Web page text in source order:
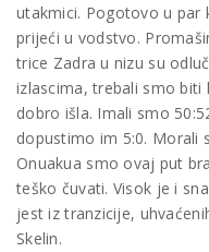
utakmici. Pogotovo u par
prijeći u vodstvo.
trice Zadra u nizu su
izlascima, trebali smo biti
dobro išla. Imali smo
dopustimo im 5:0. Morali
Onuakua smo ovaj put
teško čuvati. Visok je i
jest iz tranzicije,
Skelin.